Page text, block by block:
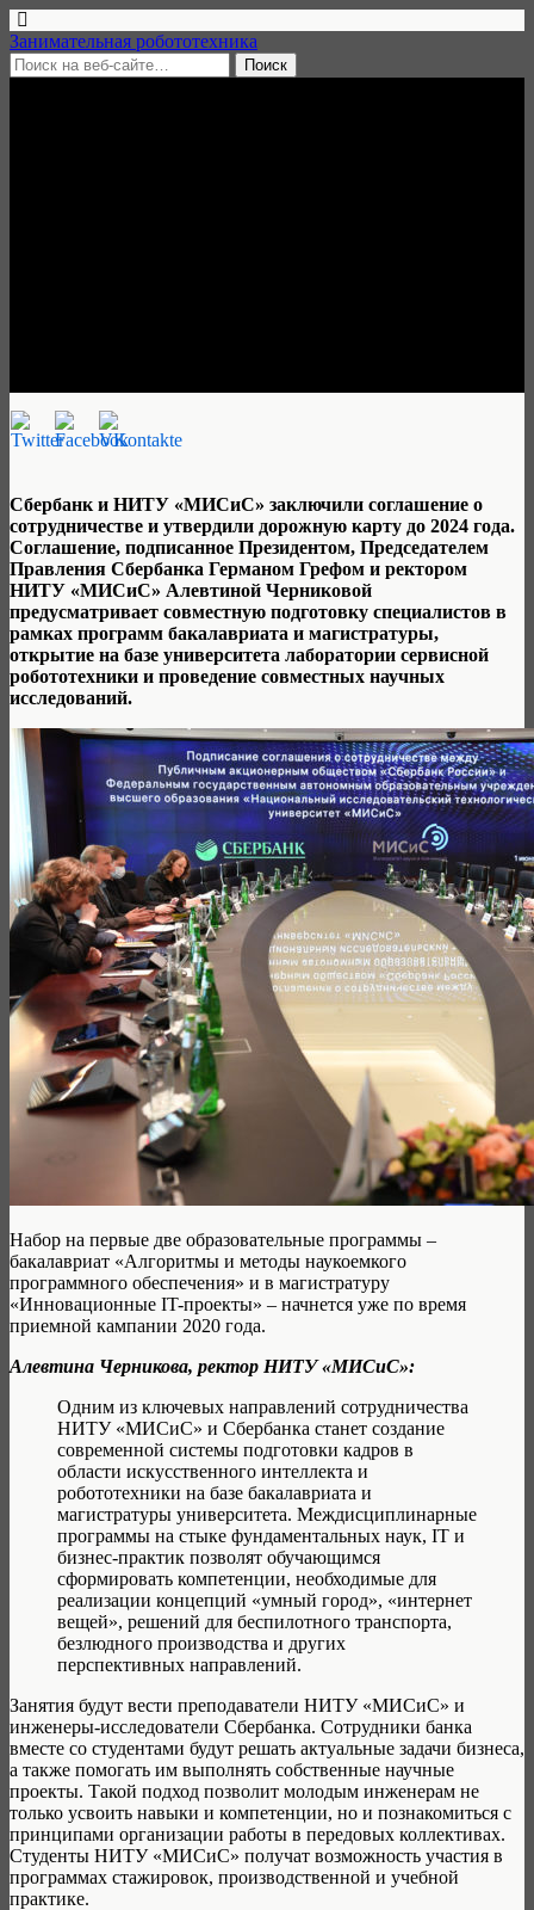
Занимательная робототехника
Сбербанк и НИТУ «МИСиС» заключили соглашение о
сотрудничестве и утвердили дорожную карту до 2024 года.
Соглашение, подписанное Президентом, Председателем
Правления Сбербанка Германом Грефом и ректором
НИТУ «МИСиС» Алевтиной Черниковой
предусматривает совместную подготовку специалистов в
рамках программ бакалавриата и магистратуры,
открытие на базе университета лаборатории сервисной
робототехники и проведение совместных научных
исследований.
Набор на первые две образовательные программы –
бакалавриат «Алгоритмы и методы наукоемкого
программного обеспечения» и в магистратуру
«Инновационные IT-проекты» – начнется уже по время
приемной кампании 2020 года.
Алевтина Черникова, ректор НИТУ «МИСиС»:
Одним из ключевых направлений сотрудничества
НИТУ «МИСиС» и Сбербанка станет создание
современной системы подготовки кадров в
области искусственного интеллекта и
робототехники на базе бакалавриата и
магистратуры университета. Междисциплинарные
программы на стыке фундаментальных наук, IT и
бизнес-практик позволят обучающимся
сформировать компетенции, необходимые для
реализации концепций «умный город», «интернет
вещей», решений для беспилотного транспорта,
безлюдного производства и других
перспективных направлений.
Занятия будут вести преподаватели НИТУ «МИСиС» и
инженеры-исследователи Сбербанка. Сотрудники банка
вместе со студентами будут решать актуальные задачи бизнеса,
а также помогать им выполнять собственные научные
проекты. Такой подход позволит молодым инженерам не
только усвоить навыки и компетенции, но и познакомиться с
принципами организации работы в передовых коллективах.
Студенты НИТУ «МИСиС» получат возможность участия в
программах стажировок, производственной и учебной
практике.